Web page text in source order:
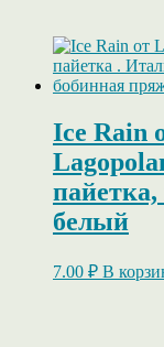
Ice Rain
пайетка,
белый
7.00 ₽ В